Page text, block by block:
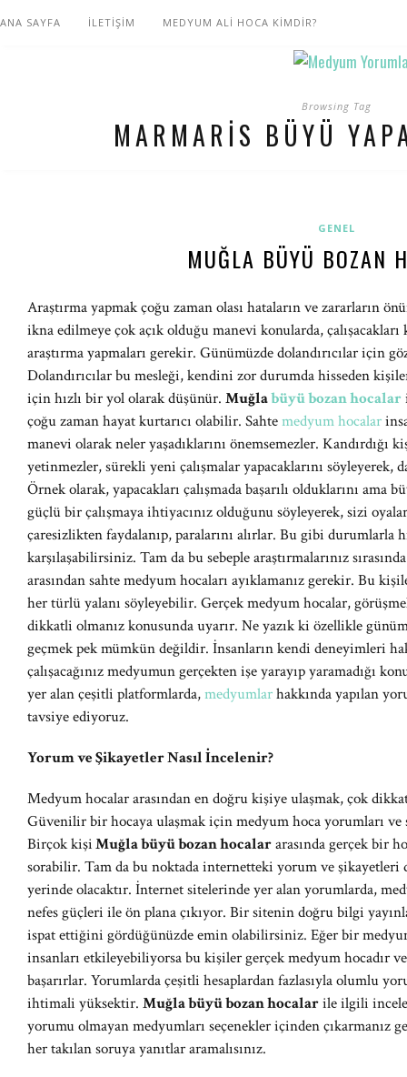
ANA SAYFA İLETİŞİM MEDYUM ALİ HOCA KİMDİR?
Browsing Tag
MARMARIS BÜYÜ
GENEL
MUĞLA BÜYÜ BOZAN
Araştırma yapmak çoğu zaman olası hataların ve zararların
ikna edilmeye çok açık olduğu manevi konularda,
araştırma yapmaları gerekir. Günümüzde dolandırıcılar için
Dolandırıcılar bu mesleği, kendini zor durumda hisseden
için hızlı bir yol olarak düşünür. Muğlabüyü bozan hocalar
çoğu zaman hayat kurtarıcı olabilir. Sahtemedyum hocalar
manevi olarak neler yaşadıklarını önemsemezler. Kandırdığı
yetinmezler, sürekli yeni çalışmalar yapacaklarını söyleyerek,
Örnek olarak, yapacakları çalışmada başarılı olduklarını ama
güçlü bir çalışmaya ihtiyacınız olduğunu söyleyerek, sizi
çaresizlikten faydalanıp, paralarını alırlar. Bu gibi durumlarla
karşılaşabilirsiniz. Tam da bu sebeple araştırmalarınız
arasından sahte medyum hocaları ayıklamanız gerekir. Bu
her türlü yalanı söyleyebilir. Gerçek medyum hocalar,
dikkatli olmanız konusunda uyarır. Ne yazık ki özellikle
geçmek pek mümkün değildir. İnsanların kendi deneyimleri
çalışacağınız medyumun gerçekten işe yarayıp yaramadığı
yer alan çeşitli platformlarda,medyumlarhakkında yapılan
tavsiye ediyoruz.
Yorum ve Şikayetler Nasıl İncelenir?
Medyum hocalar arasından en doğru kişiye ulaşmak, çok
Güvenilir bir hocaya ulaşmak için medyum hoca yorumları
Birçok kişiMuğla büyü bozan hocalararasında gerçek bir
sorabilir. Tam da bu noktada internetteki yorum ve şikayetleri
yerinde olacaktır. İnternet sitelerinde yer alan yorumlarda,
nefes güçleri ile ön plana çıkıyor. Bir sitenin doğru bilgi
ispat ettiğini gördüğünüzde emin olabilirsiniz. Eğer bir
insanları etkileyebiliyorsa bu kişiler gerçek medyum hocadır
başarırlar. Yorumlarda çeşitli hesaplardan fazlasıyla olumlu
ihtimali yüksektir. Muğla büyü bozan hocalarile ilgili
yorumu olmayan medyumları seçenekler içinden çıkarmanız
her takılan soruya yanıtlar aramalısınız.